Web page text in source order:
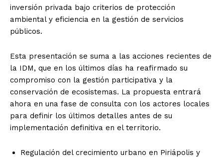
inversión privada bajo criterios de protección
ambiental y eficiencia en la gestión de servicios
públicos.
Esta presentación se suma a las acciones recientes de
la IDM, que en los últimos días ha reafirmado su
compromiso con la gestión participativa y la
conservación de ecosistemas. La propuesta entrará
ahora en una fase de consulta con los actores locales
para definir los últimos detalles antes de su
implementación definitiva en el territorio.
Regulación del crecimiento urbano en Piriápolis y